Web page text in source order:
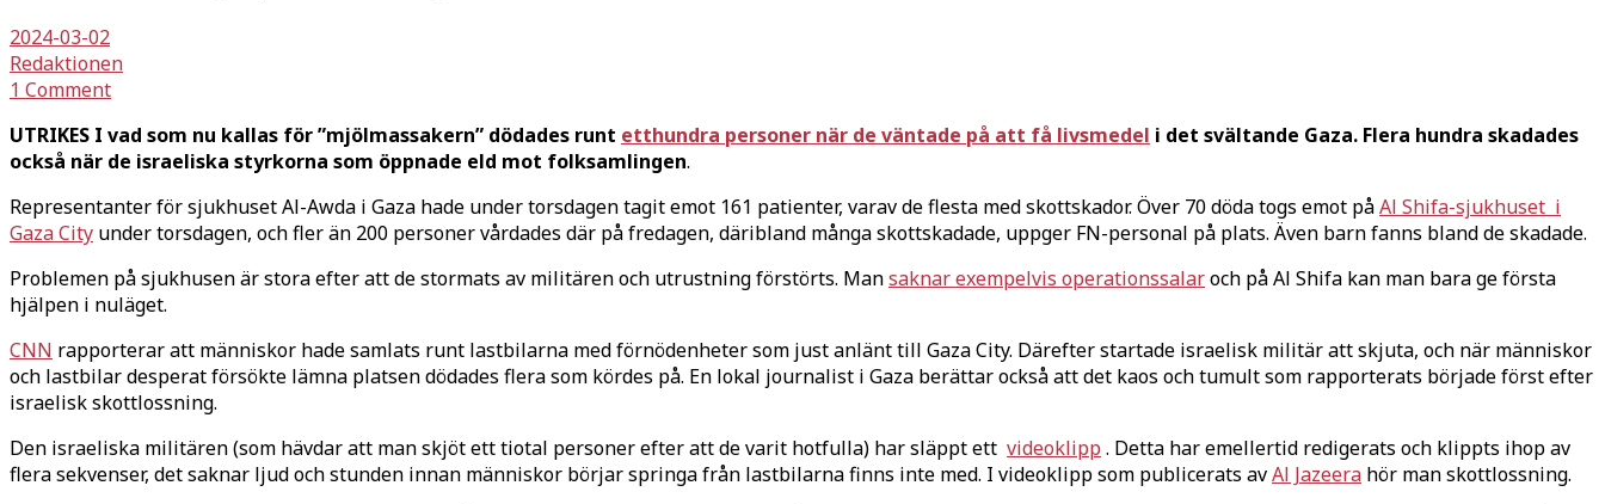
2024-03-02
Redaktionen
1 Comment
UTRIKES I vad som nu kallas för ”mjölmassakern” dödades runt etthundra personer när de väntade på att få livsmedel i det svältande Gaza. Flera hundra skadades
också när de israeliska styrkorna som öppnade eld mot folksamlingen.
Representanter för sjukhuset Al-Awda i Gaza hade under torsdagen tagit emot 161 patienter, varav de flesta med skottskador. Över 70 döda togs emot påAl Shifa-sjukhuset i
Gaza City under torsdagen, och fler än 200 personer vårdades där på fredagen, däribland många skottskadade, uppger FN-personal på plats. Även barn fanns bland de skadade.
Problemen på sjukhusen är stora efter att de stormats av militären och utrustning förstörts. Mansaknar exempelvis operationssalaroch på Al Shifa kan man bara ge första
hjälpen i nuläget.
CNN rapporterar att människor hade samlats runt lastbilarna med förnödenheter som just anlänt till Gaza City. Därefter startade israelisk militär att skjuta, och när människor
och lastbilar desperat försökte lämna platsen dödades flera som kördes på. En lokal journalist i Gaza berättar också att det kaos och tumult som rapporterats började först efter
israelisk skottlossning.
Den israeliska militären (som hävdar att man skjöt ett tiotal personer efter att de varit hotfulla) har släppt ett videoklipp . Detta har emellertid redigerats och klippts ihop av
flera sekvenser, det saknar ljud och stunden innan människor börjar springa från lastbilarna finns inte med. I videoklipp som publicerats avAl Jazeera hör man skottlossning.